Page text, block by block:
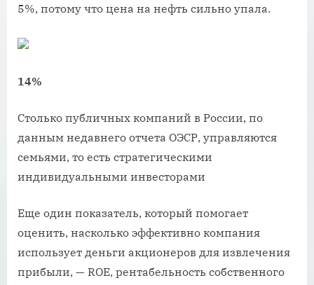
5%, потому что цена на нефть сильно упала.
14%
Столько публичных компаний в России, по
данным недавнего отчета ОЭСР, управляются
семьями, то есть стратегическими
индивидуальными инвесторами
Еще один показатель, который помогает
оценить, насколько эффективно компания
использует деньги акционеров для извлечения
прибыли, — ROE, рентабельность собственного